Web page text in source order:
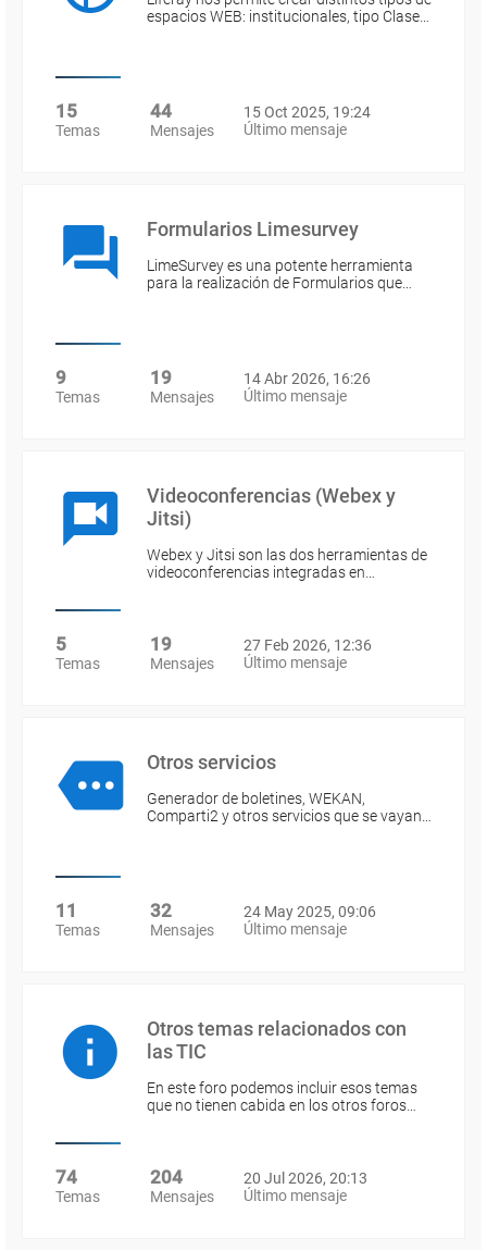
espacios WEB: institucionales, tipo Clase…
15
Temas
44
Mensajes
15 Oct 2025, 19:24
Último mensaje
Formularios Limesurvey
LimeSurvey es una potente herramienta
para la realización de Formularios que…
9
Temas
19
Mensajes
14 Abr 2026, 16:26
Último mensaje
Videoconferencias (Webex y
Jitsi)
Webex y Jitsi son las dos herramientas de
videoconferencias integradas en…
5
Temas
19
Mensajes
27 Feb 2026, 12:36
Último mensaje
Otros servicios
Generador de boletines, WEKAN,
Comparti2 y otros servicios que se vayan…
11
Temas
32
Mensajes
24 May 2025, 09:06
Último mensaje
Otros temas relacionados con
las TIC
En este foro podemos incluir esos temas
que no tienen cabida en los otros foros…
74
Temas
204
Mensajes
20 Jul 2026, 20:13
Último mensaje